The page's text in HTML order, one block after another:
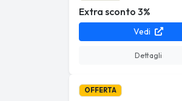
Extra sconto 3%
Vedi
Dettagli
OFFERTA